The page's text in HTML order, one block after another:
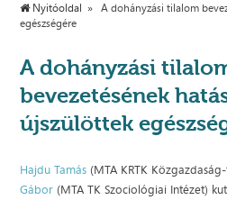
Nyitóoldal
A dohányzási tilalom
egészségére
A dohányzási
bevezetésének
újszülöttek
Hajdu Tamás (MTA KRTK
Gábor (MTA TK Szociológiai Intézet)